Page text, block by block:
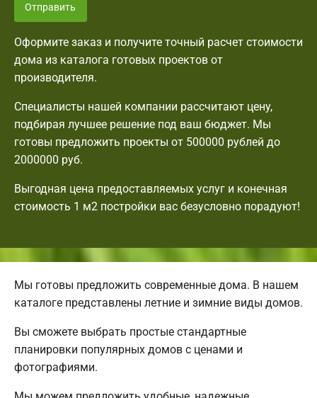
Отправить
Оформите заказ и получите точный расчет стоимости
дома из каталога готовых проектов от
производителя.
Специалисты нашей компании рассчитают цену,
подбирая лучшее решение под ваш бюджет. Мы
готовы предложить проекты от 500000 рублей до
2000000 руб.
Выгодная цена предоставляемых услуг и конечная
стоимость 1 м2 постройки вас безусловно порадуют!
Мы готовы предложить современные дома. В нашем
каталоге представлены летние и зимние виды домов.
Вы сможете выбрать простые стандартные
планировки популярных домов с ценами и
фотографиями.